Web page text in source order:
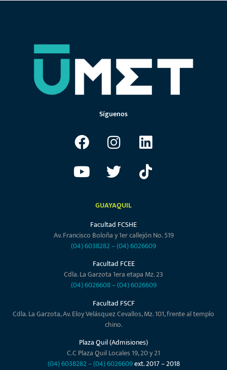
Síguenos
GUAYAQUIL
Facultad FCSHE
Av. Francisco Boloña y 1er callejón No. 519
(04) 6038282–(04) 6026609
Facultad FCEE
Cdla. La Garzota 1era etapa Mz. 23
(04) 6026608–(04) 6026609
Facultad FSCF
Cdla. La Garzota, Av. Eloy Velásquez Cevallos, Mz. 101, frente al templo
chino.
Plaza Quil (Admisiones)
C.C Plaza Quil Locales 19, 20 y 21
(04) 6038282–(04) 6026609ext. 2017 – 2018